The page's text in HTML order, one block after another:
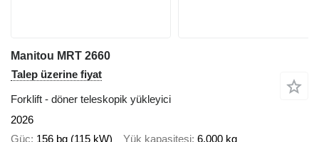
Manitou MRT 2660
Talep üzerine fiyat
Forklift - döner teleskopik yükleyici
2026
Güç 156 bg (115 kW) Yük kapasitesi 6.000 kg